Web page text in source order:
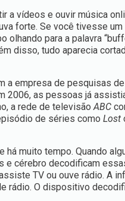
a vídeos e ouvir música
forte. Se você tivesse um
olhando para a palavra
disso, tudo aparecia
a empresa de pesquisas
2006, as pessoas já
a rede de televisãoABC
de séries comoLost
muito tempo. Quando
e cérebro decodificam
TV ou ouve rádio. A
rádio. O dispositivo